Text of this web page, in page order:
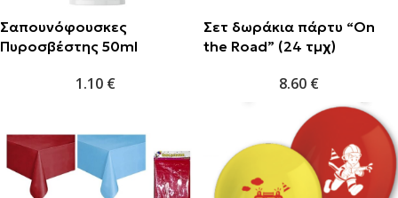
Σαπουνόφουσκες
Πυροσβέστης 50ml
1.10 €
Σετ δωράκια πάρτυ “On
the Road” (24 τμχ)
8.60 €